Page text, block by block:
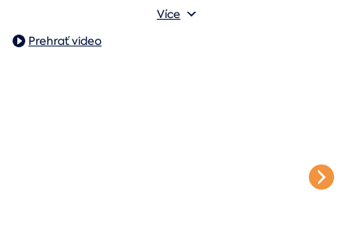
objaví poukaz na zážitok i s vašim venováním.
Vonkajšie rozmery: 15,5 × 8,5 × 5 cm
Více
Prehrať video